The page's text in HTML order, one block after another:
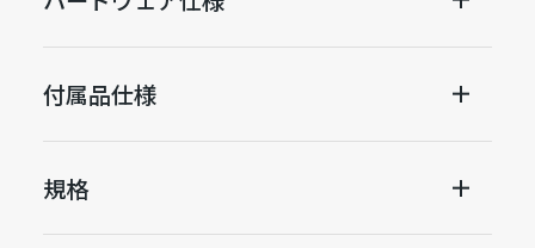
付属品仕様
規格